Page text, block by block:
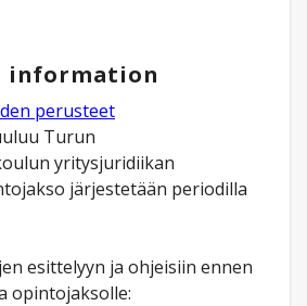
information
perusteet
Turun
yritysjuridiikan
järjestetään periodilla
esittelyyn ja ohjeisiin ennen